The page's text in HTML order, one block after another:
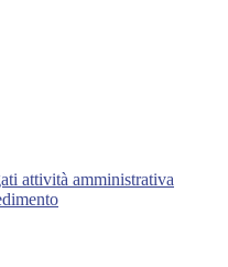
attività amministrativa